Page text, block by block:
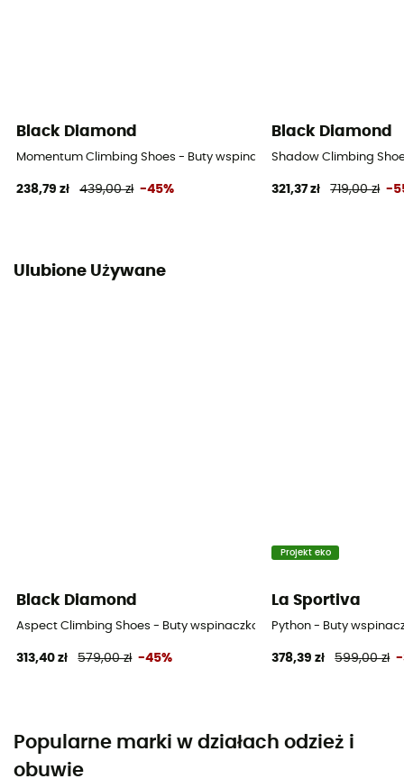
Black Diamond
Momentum Climbing Shoes - Buty wspinaczkowe meskie
238,79 zł 439,00 zł -45%
Black Diamond
Shadow Climbing
321,37 zł 719,00 zł -
Ulubione Używane
Black Diamond
Aspect Climbing Shoes - Buty wspinaczkowe
313,40 zł 579,00 zł -45%
Projekt eko
La Sportiva
Python - Buty
378,39 zł 599,00 zł -
Popularne marki w działach odzież i
obuwie